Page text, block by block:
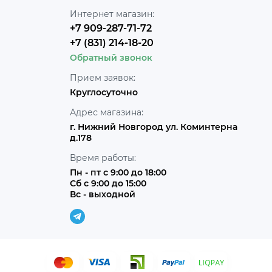
Интернет магазин:
+7 909-287-71-72
+7 (831) 214-18-20
Обратный звонок
Прием заявок:
Круглосуточно
Адрес магазина:
г. Нижний Новгород ул. Коминтерна
д.178
Время работы:
Пн - пт с 9:00 до 18:00
Сб с 9:00 до 15:00
Вс - выходной